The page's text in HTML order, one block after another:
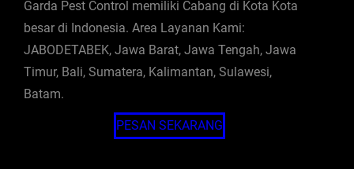
Garda Pest Control memiliki Cabang di Kota Kota
besar di Indonesia. Area Layanan Kami:
JABODETABEK, Jawa Barat, Jawa Tengah, Jawa
Timur, Bali, Sumatera, Kalimantan, Sulawesi,
Batam.
PESAN SEKARANG